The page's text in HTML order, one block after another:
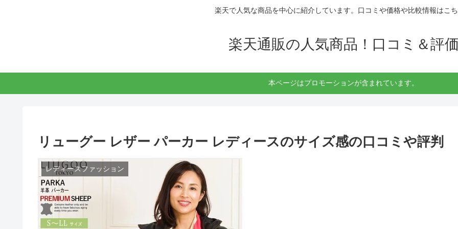
楽天で人気な商品を中心に紹介しています。口コミや価格や比較情報はこ
楽天通販の人気商品！口コミ＆評
本ページはプロモーションが含まれています。
リューグー レザー パーカー レディースのサイズ感の口コミや評判
レディースファッション